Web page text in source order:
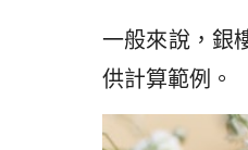
一般來說，銀
供計算範例。